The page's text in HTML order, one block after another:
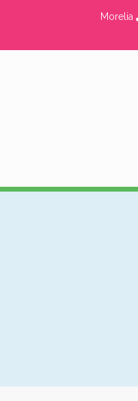
contenido
Morelia